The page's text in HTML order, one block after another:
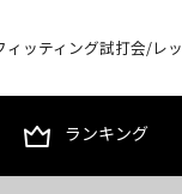
ィッティング試打会/レ
ランキング
円OFFクーポンプレ